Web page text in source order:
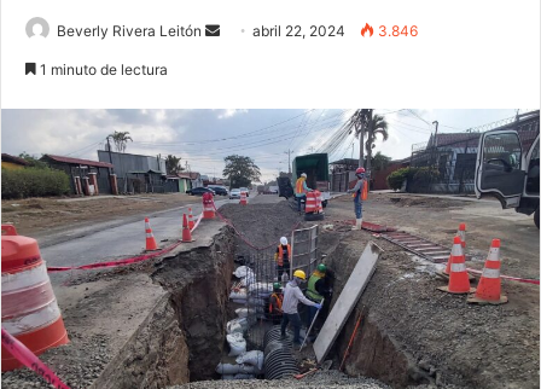
Beverly Rivera Leitón
Sendabril 22, 2024 3.846
1 minuto de lectura